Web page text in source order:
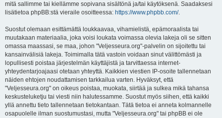
mitä sallimme tai kiellämme sopivana sisältönä ja/tai käytöksenä. Saadaksesi
lisätietoa phpBB:stä vieraile osoitteessa: https://www.phpbb.com/.
Suostut olemaan esittämättä loukkaavaa, vihamielistä, epämoraalista tai
muutakaan materiaalia, joka voisi loukata voimassa olevia lakeja oli se sitten
omassa maassasi, se maa, johon "Veljesseura.org"-palvelin on sijoitettu tai
kansainvälisiä lakeja. Toimimalla tätä vastoin voidaan sinut välittömästi ja
lopullisesti poistaa järjestelmän käyttäjistä ja tarvittaessa internet-
yhteydentarjoajaasi otetaan yhteyttä. Kaikkien viestien IP-osoite tallennetaan
näiden ehtojen noudattamisen tarkkailua varten. Hyväksyt, että
"Veljesseura.org" on oikeus poistaa, muokata, siirtää ja sulkea mikä tahansa
keskusteluketju tai viesti niin halutessamme. Suostut myös siihen, että kaikki
yllä annettu tieto tallennetaan tietokantaan. Tätä tietoa ei anneta kolmannelle
osapuolelle ilman suostumustasi, mutta "Veljesseura.org" tai phpBB ei ole